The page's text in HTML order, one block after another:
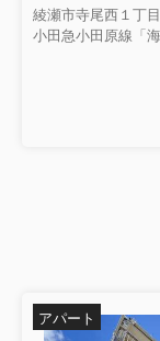
綾瀬市寺尾西１丁目
アパート